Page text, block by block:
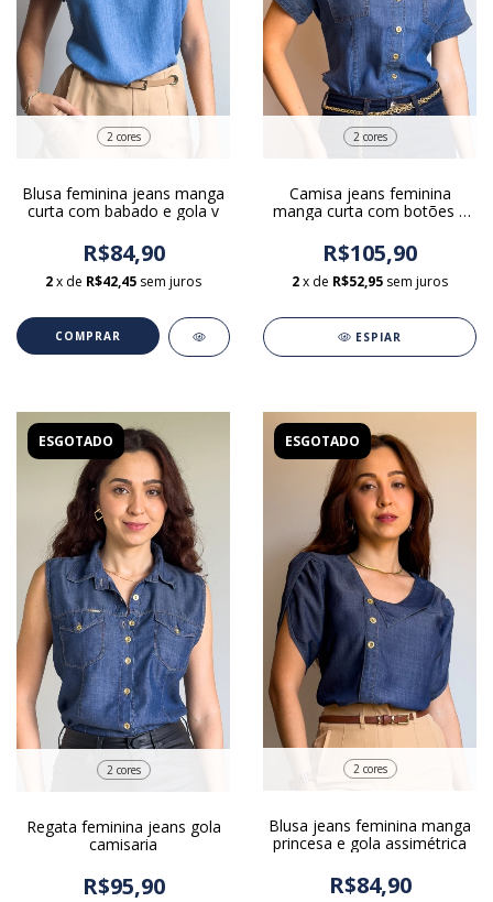
2 cores
Blusa feminina jeans manga
curta com babado e gola v
R$84,90
2x de R$42,45 sem juros
COMPRAR
2 cores
Camisa jeans feminina
manga curta com botões e
R$105,90
2x de R$52,95 sem juros
ESPIAR
ESGOTADO
2 cores
Regata feminina jeans gola
camisaria
R$95,90
ESGOTADO
2 cores
Blusa jeans feminina manga
princesa e gola assimétrica
R$84,90